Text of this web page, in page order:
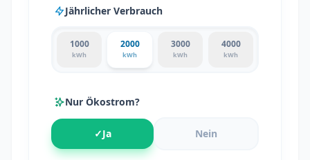
Jährlicher Verbrauch
1000
kWh
2000
kWh
3000
kWh
4000
kWh
Nur Ökostrom?
✓Ja Nein